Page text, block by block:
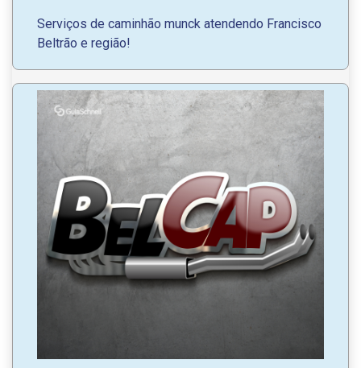
Serviços de caminhão munck atendendo Francisco
Beltrão e região!
Whatsapp: (46) 98820-1406 | (46) 98819-7792